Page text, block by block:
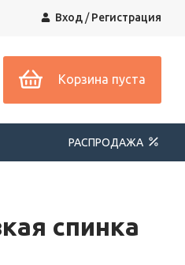
Вход/Регистрация
Корзина пуста
РАСПРОДАЖА
спинка